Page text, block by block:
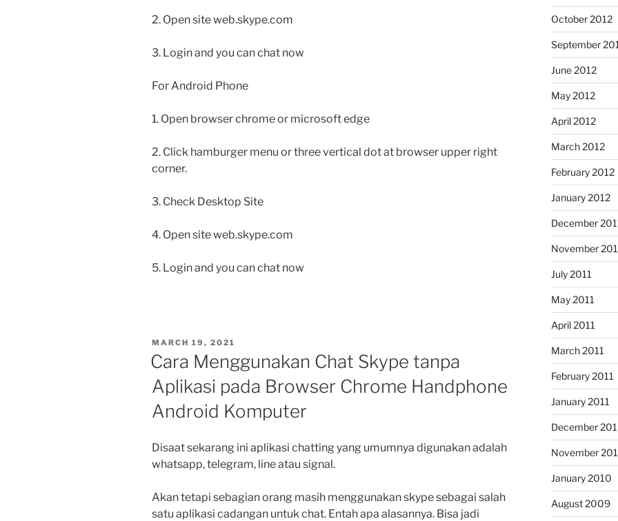
2. Open site web.skype.com
3. Login and you can chat now
For Android Phone
1. Open browser chrome or microsoft edge
2. Click hamburger menu or three vertical dot at browser upper right
corner.
3. Check Desktop Site
4. Open site web.skype.com
5. Login and you can chat now
POSTED
ON
MARCH 19, 2021
Cara Menggunakan Chat Skype tanpa
Aplikasi pada Browser Chrome Handphone
Android Komputer
Disaat sekarang ini aplikasi chatting yang umumnya digunakan adalah
whatsapp, telegram, line atau signal.
Akan tetapi sebagian orang masih menggunakan skype sebagai salah
satu aplikasi cadangan untuk chat. Entah apa alasannya. Bisa jadi
October 2012
September
June 2012
May 2012
April 2012
March 2012
February 2012
January 2012
December
November
July 2011
May 2011
April 2011
March 2011
February 2011
January 2011
December
November
January 2010
August 2009